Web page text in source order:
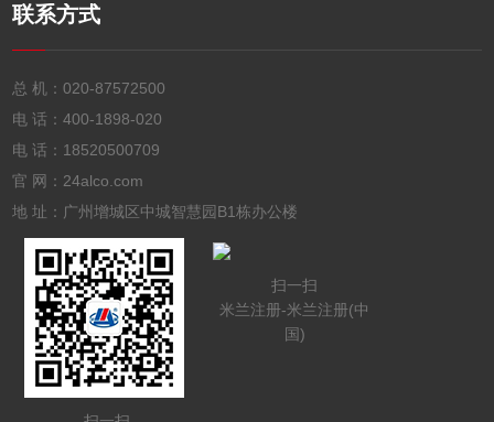
联系方式
总 机：020-87572500
电 话：400-1898-020
电 话： 18520500709
官 网：24alco.com
地 址：广州增城区中城智慧园B1栋办公楼
扫一扫
米兰注册-米兰注册(中
国)